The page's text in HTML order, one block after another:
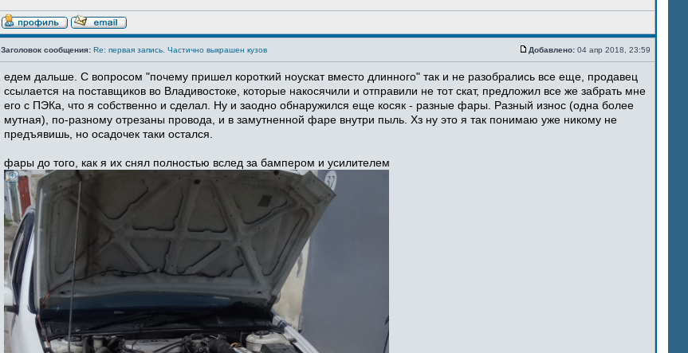
Заголовок сообщения: Re: первая запись. Частично выкрашен кузов Добавлено: 04 апр 2018, 23:59
едем дальше. С вопросом "почему пришел короткий ноускат вместо длинного" так и не разобрались все еще, продавец
ссылается на поставщиков во Владивостоке, которые накосячили и отправили не тот скат, предложил все же забрать мне
его с ПЭКа, что я собственно и сделал. Ну и заодно обнаружился еще косяк - разные фары. Разный износ (одна более
мутная), по-разному отрезаны провода, и в замутненной фаре внутри пыль. Хз ну это я так понимаю уже никому не
предъявишь, но осадочек таки остался.
фары до того, как я их снял полностью вслед за бампером и усилителем